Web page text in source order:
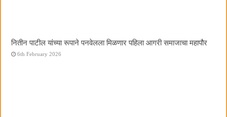
नितीन पाटील यांच्या रूपाने पनवेलला मिळणार पहिला आगरी समाजाचा महापौर
6th February 2026